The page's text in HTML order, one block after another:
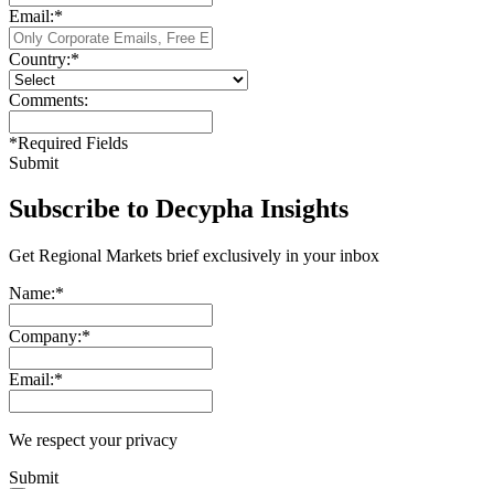
Email:*
Country:*
Comments:
*Required Fields
Submit
Subscribe to Decypha Insights
Get Regional Markets brief exclusively in your inbox
Name:*
Company:*
Email:*
We respect your privacy
Submit